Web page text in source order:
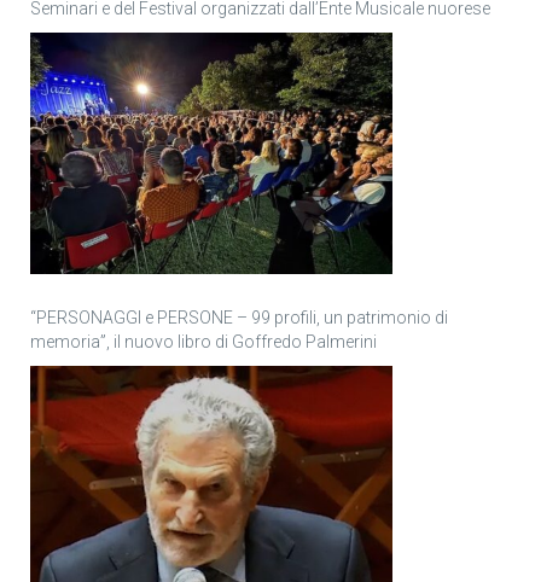
Seminari e del Festival organizzati dall’Ente Musicale nuorese
“PERSONAGGI e PERSONE – 99 profili, un patrimonio di
memoria”, il nuovo libro di Goffredo Palmerini